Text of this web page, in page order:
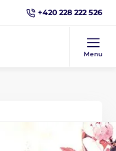
+420 228 222 526
Menu